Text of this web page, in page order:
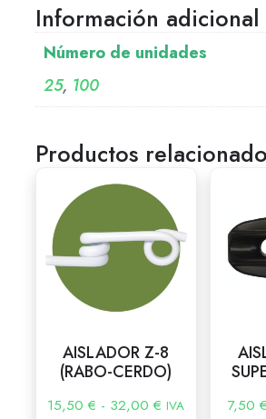
Información adicional
Número de unidades
25, 100
Productos
AISLADOR Z-8
(RABO-CERDO)
15,50€ - 32,00€ IVA
7,50 €